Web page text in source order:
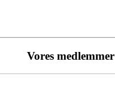
Vores medlemmer